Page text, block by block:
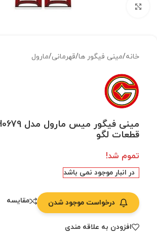
خانه/مینی فیگور ها/قهرمانی/مارول
قطعات لگو
تموم شد!
در انبار موجود نمی باشد
درخواست موجود شدن مقایسه
افزودن به علاقه مندی